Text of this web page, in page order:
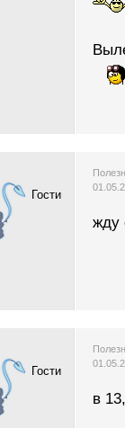
Гости
жду
Гости
в